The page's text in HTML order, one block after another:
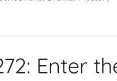
Enter